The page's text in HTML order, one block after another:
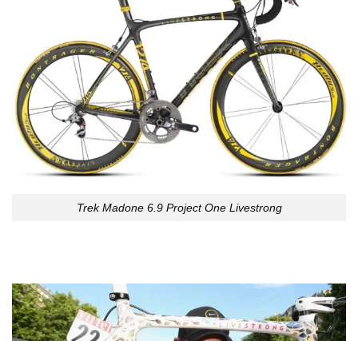
Trek Madone 6.9 Project One Livestrong